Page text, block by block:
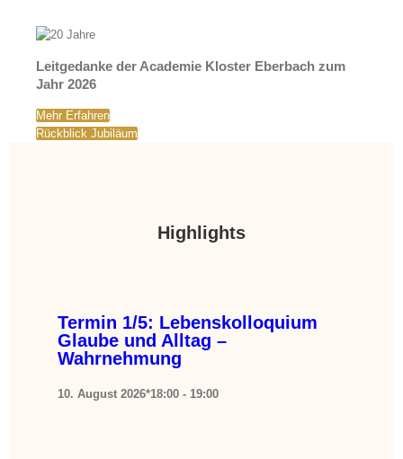
Leitgedanke der Academie Kloster Eberbach zum
Jahr 2026
Mehr Erfahren
Rückblick Jubiläum
Highlights
Termin 1/5: Lebenskolloquium
Glaube und Alltag –
Wahrnehmung
10. August 2026*18:00 -19:00